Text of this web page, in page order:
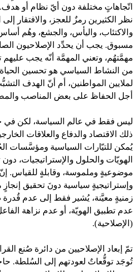
اتّجاهاتٍ مختلفة دون أيّ نظام أو هدف.
نظر الكثيرين رمزٌ للعجز، والافتقار
والاكتئاب، واليأس، والجشع، وهُم
مسبوق. يجب أن يحدِّد الإصلاحيون
مهمَّتهُم، وتعني المهمَّة أنّه يجب عليهم
من النشاط السياسي هو تحسين الحياة
لملايين المواطنين، أم أنّ الهدف
أجل الحفاظ على بعض المناصب
ليس فقط في عالم السياسة، لكن في
ذلك الاقتصاد والدفاع والعلاقات
يُمكن للتيّارات السياسية ومؤسَّسات
الهويّات والحلول والإستراتيجيات،
موضوعيةٍ وملموسة، وقابلةٍ للقياس.
وإستراتيجيةٍ سياسية دونَ تحقيق
زمنيةٍ معيَّنة، يُشير فقط إلى عدم
عدم تطبيق الهويّة، أو عدم نزاهة
(الإصلاحية).
تمّ إبعاد الإصلاحيين من دائرة صُنع
تُوجَد توقُّعاتٌ لعودتهم إلى السُلطة.